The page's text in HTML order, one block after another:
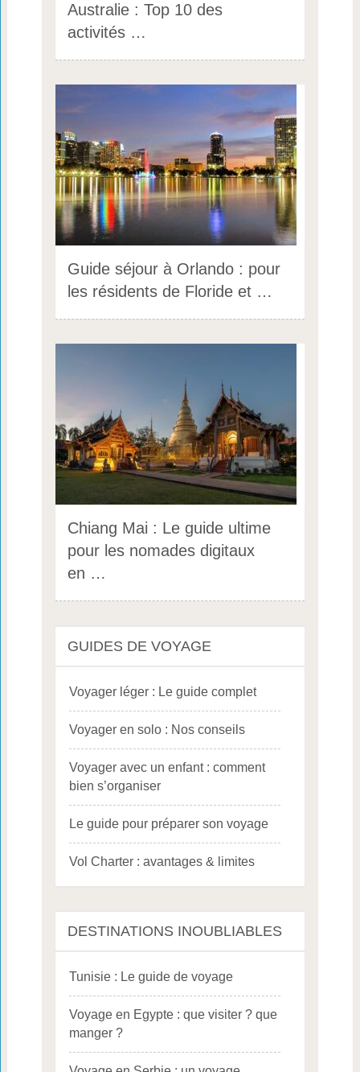
Australie : Top 10 des
activités …
Guide séjour à Orlando : pour
les résidents de Floride et …
Chiang Mai : Le guide ultime
pour les nomades digitaux
en …
GUIDES DE VOYAGE
Voyager léger : Le guide complet
Voyager en solo : Nos conseils
Voyager avec un enfant : comment
bien s’organiser
Le guide pour préparer son voyage
Vol Charter : avantages & limites
DESTINATIONS INOUBLIABLES
Tunisie : Le guide de voyage
Voyage en Egypte : que visiter ? que
manger ?